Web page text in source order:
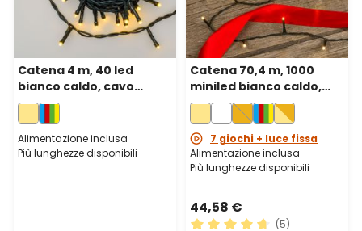
Catena 4 m, 40 led
bianco caldo, cavo
verde
Alimentazione inclusa
Più lunghezze disponibili
Catena 70,4 m, 1000
miniled bianco caldo,
cavo verde
7 giochi + luce fissa
Alimentazione inclusa
Più lunghezze disponibili
44,58 €
(5)